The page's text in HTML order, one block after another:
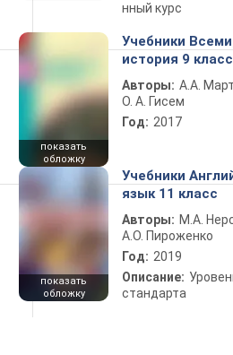
нный курс
показать
обложку
Учебники
история 9 класс
Авторы: А.А.
О. А. Гисем
Год: 2017
показать
обложку
Учебники
язык 11 класс
Авторы: М.А.
А.О. Пироженко
Год: 2019
Описание:
стандарта